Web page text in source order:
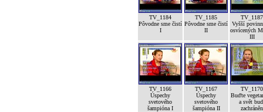
TV_1184
Pôvodne sme čistí
I
TV_1185
Pôvodne sme čistí
II
TV_1187
Vyšší
osvícených
III
TV_1166
Úspechy
svetového
šampióna I
TV_1167
Úspechy
svetového
šampióna II
TV_1170
Buďte
a svět
zachráněn